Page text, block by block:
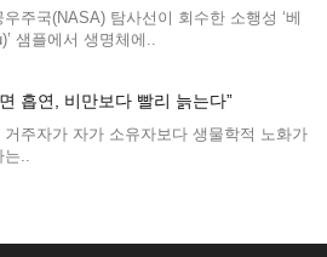
우주국(NASA) 탐사선이 회수한 소행성 ‘베
샘플에서 생명체에..
흡연, 비만보다 빨리 늙는다”
거주자가 자가 소유자보다 생물학적 노화가
는..